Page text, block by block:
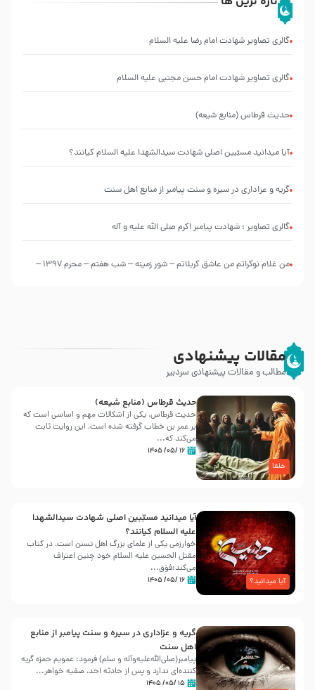
گالری تصاویر شهادت امام رضا علیه السلام
گالری تصاویر شهادت امام حسن مجتبی علیه السلام
حدیث قرطاس (منابع شیعه)
آیا میدانید مسبّبین اصلی شهادت سیدالشهدا علیه ‌السلام کیانند؟
گریه و عزاداری در سیره و سنت پیامبر از منابع اهل سنت
گالری تصاویر : شهادت پیامبر اکرم صلی الله علیه و آله
من غلام نوکراتم من عاشق کربلاتم – شور زمینه – شب هفتم – محرم 1397 –
مقالات پیشنهادی
مطالب و مقالات پیشنهادی سردبیر
خلفا
حدیث قرطاس (منابع شیعه)
حدیث قرطاس، یکی از اشکالات مهم و اساسی است که
بر عمر بن خطاب گرفته شده است، این روایت ثابت
می‌کند که...
۱۶ /۰۵/ ۱۴۰۵
آیا میدانید؟
آیا میدانید مسبّبین اصلی شهادت سیدالشهدا
علیه ‌السلام کیانند؟
خوارزمی یکی از علمای بزرگ اهل تسنن است، در کتاب
مقتل الحسین علیه ‌السلام خود چنین اعتراف
می‌کند:فوَق...
۱۶ /۰۵/ ۱۴۰۵
گریه و عزاداری در سیره و سنت پیامبر از منابع
اهل سنت
پیامبر(صلی‌الله‌علیه‌وآله و سلم) فرمود: عمویم حمزه گریه
کننده‌ای ندارد و پس از حادثه احد، صفیه خواهر...
۱۵ /۰۵/ ۱۴۰۵